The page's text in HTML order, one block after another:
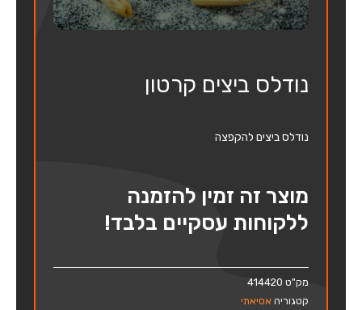
נודלס ביצים קרטון
נודלס ביצים להקפצה
מוצר זה זמין להזמנה
ללקוחות עסקיים בלבד!
מק"ט 414420
קטגוריה אסיאתי